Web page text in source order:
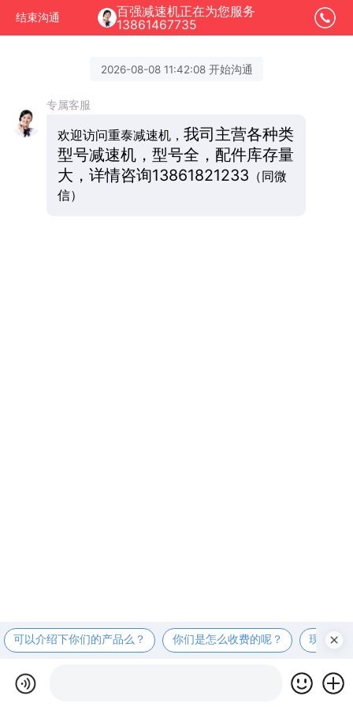
结束沟通
百强减速机正在为您服务
13861467735
2026-08-08 11:42:08 开始沟通
专属客服
欢迎访问重泰减速机， 我司主营各种类
型号减速机，型号全，配件库存量
大，详情咨询13861821233 （同微
信）
可以介绍下你们的产品么？ 你们是怎么收费的呢？ 现在有